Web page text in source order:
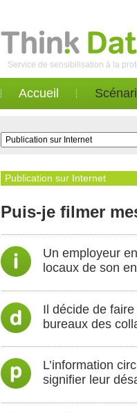
Service de sensibilisation à la
Accueil
Publication sur Internet
Puis-je filmer
Un employeur
locaux de son
Il décide de
bureaux des
L’information
signifier leur